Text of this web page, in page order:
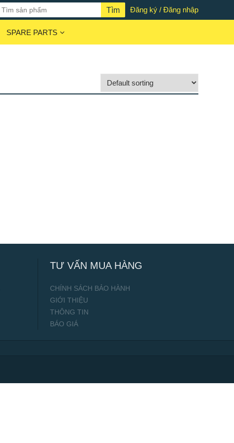
Đăng ký / Đăng nhập
SPARE PARTS
TƯ VẤN MUA HÀNG
CHÍNH SÁCH BẢO HÀNH
GIỚI THIỆU
THÔNG TIN
BÁO GIÁ